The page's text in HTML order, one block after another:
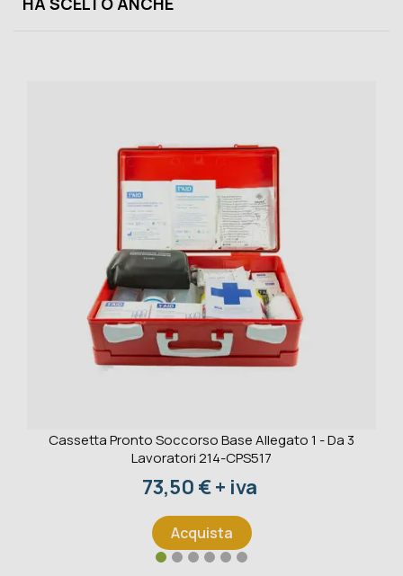
Cassetta Pronto Soccorso Base Allegato 1 - Da 3
Lavoratori 214-CPS517
Prezzo
73,50 € + iva
Acquista